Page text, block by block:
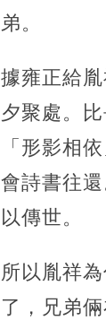
弟。
據雍正給
夕聚處。
「形影相
會詩書往
以傳世。
所以胤祥
了，兄弟